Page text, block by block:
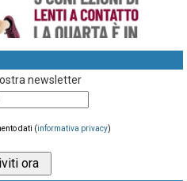
newsletter
dati (informativa privacy)